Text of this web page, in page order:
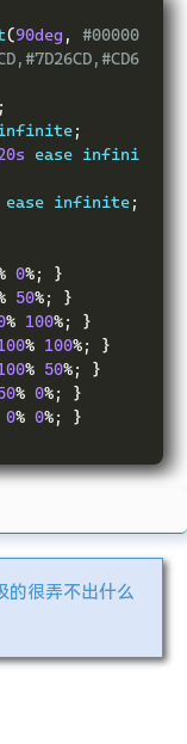
(90deg ,
#00000
infinite;
ease infini
ease infinite;
0%;
}
50%;
}
% 100%;
}
% 100%;
}
% 50%;
}
% 0%;
}
0% 0%;
}
的很弄不出什么